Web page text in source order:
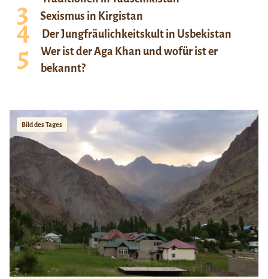
Sexismus in Kirgistan
Der Jungfräulichkeitskult in Usbekistan
Wer ist der Aga Khan und wofür ist er
bekannt?
Bild des Tages